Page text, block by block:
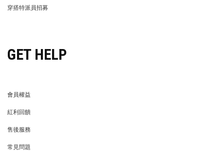
穿搭特派員招募
GET HELP
會員權益
紅利回饋
售後服務
常見問題